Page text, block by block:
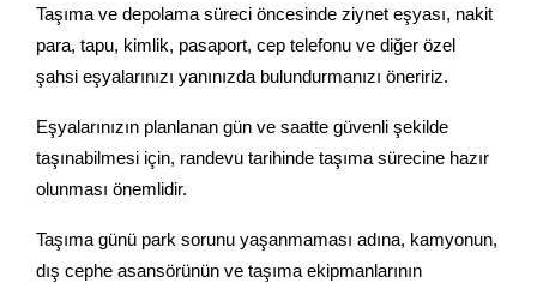
Taşıma ve depolama süreci öncesinde ziynet eşyası, nakit
para, tapu, kimlik, pasaport, cep telefonu ve diğer özel
şahsi eşyalarınızı yanınızda bulundurmanızı öneririz.
Eşyalarınızın planlanan gün ve saatte güvenli şekilde
taşınabilmesi için, randevu tarihinde taşıma sürecine hazır
olunması önemlidir.
Taşıma günü park sorunu yaşanmaması adına, kamyonun,
dış cephe asansörünün ve taşıma ekipmanlarının